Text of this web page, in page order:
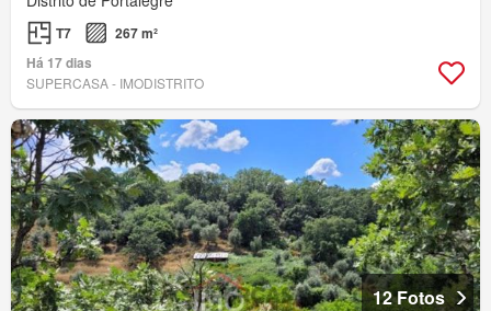
T7
267 m²
Há 17 dias
SUPERCASA - IMODISTRITO
12 Fotos